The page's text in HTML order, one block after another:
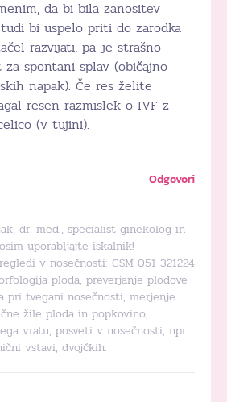
da bi bila zanositev
bi uspelo priti do zarodka
razvijati, pa je strašno
spontani splav (običajno
napak). Če res želite
resen razmislek o IVF z
(v tujini).
Odgovori
dr. med., specialist ginekolog in
uporabljajte iskalnik!
v nosečnosti: GSM 051 321224
ploda, preverjanje plodove
pri tvegani nosečnosti, merjenje
žile ploda in popkovino,
vratu, posveti v nosečnosti, npr.
vstavi, dvojčkih.